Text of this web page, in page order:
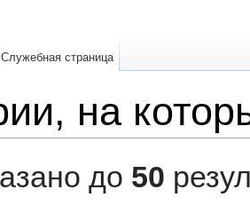
на
до 50
Служебная страница